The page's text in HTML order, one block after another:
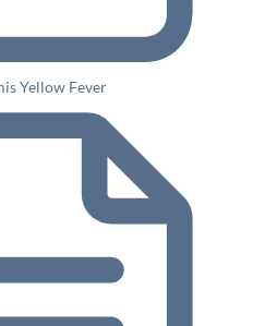
Yellow Fever